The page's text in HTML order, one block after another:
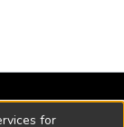
hasta 2026 -
for